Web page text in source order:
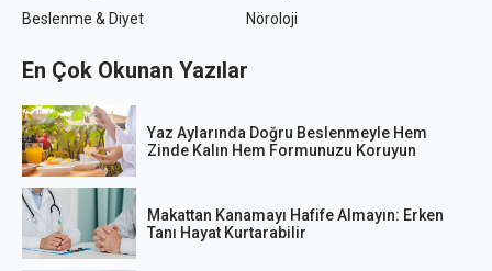
Beslenme & Diyet
Nöroloji
En Çok Okunan Yazılar
Yaz Aylarında Doğru Beslenmeyle Hem
Zinde Kalın Hem Formunuzu Koruyun
Makattan Kanamayı Hafife Almayın: Erken
Tanı Hayat Kurtarabilir